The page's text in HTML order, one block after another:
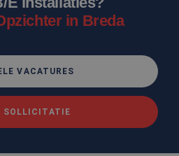
in Breda
VACATURES
SOLLICITATIE